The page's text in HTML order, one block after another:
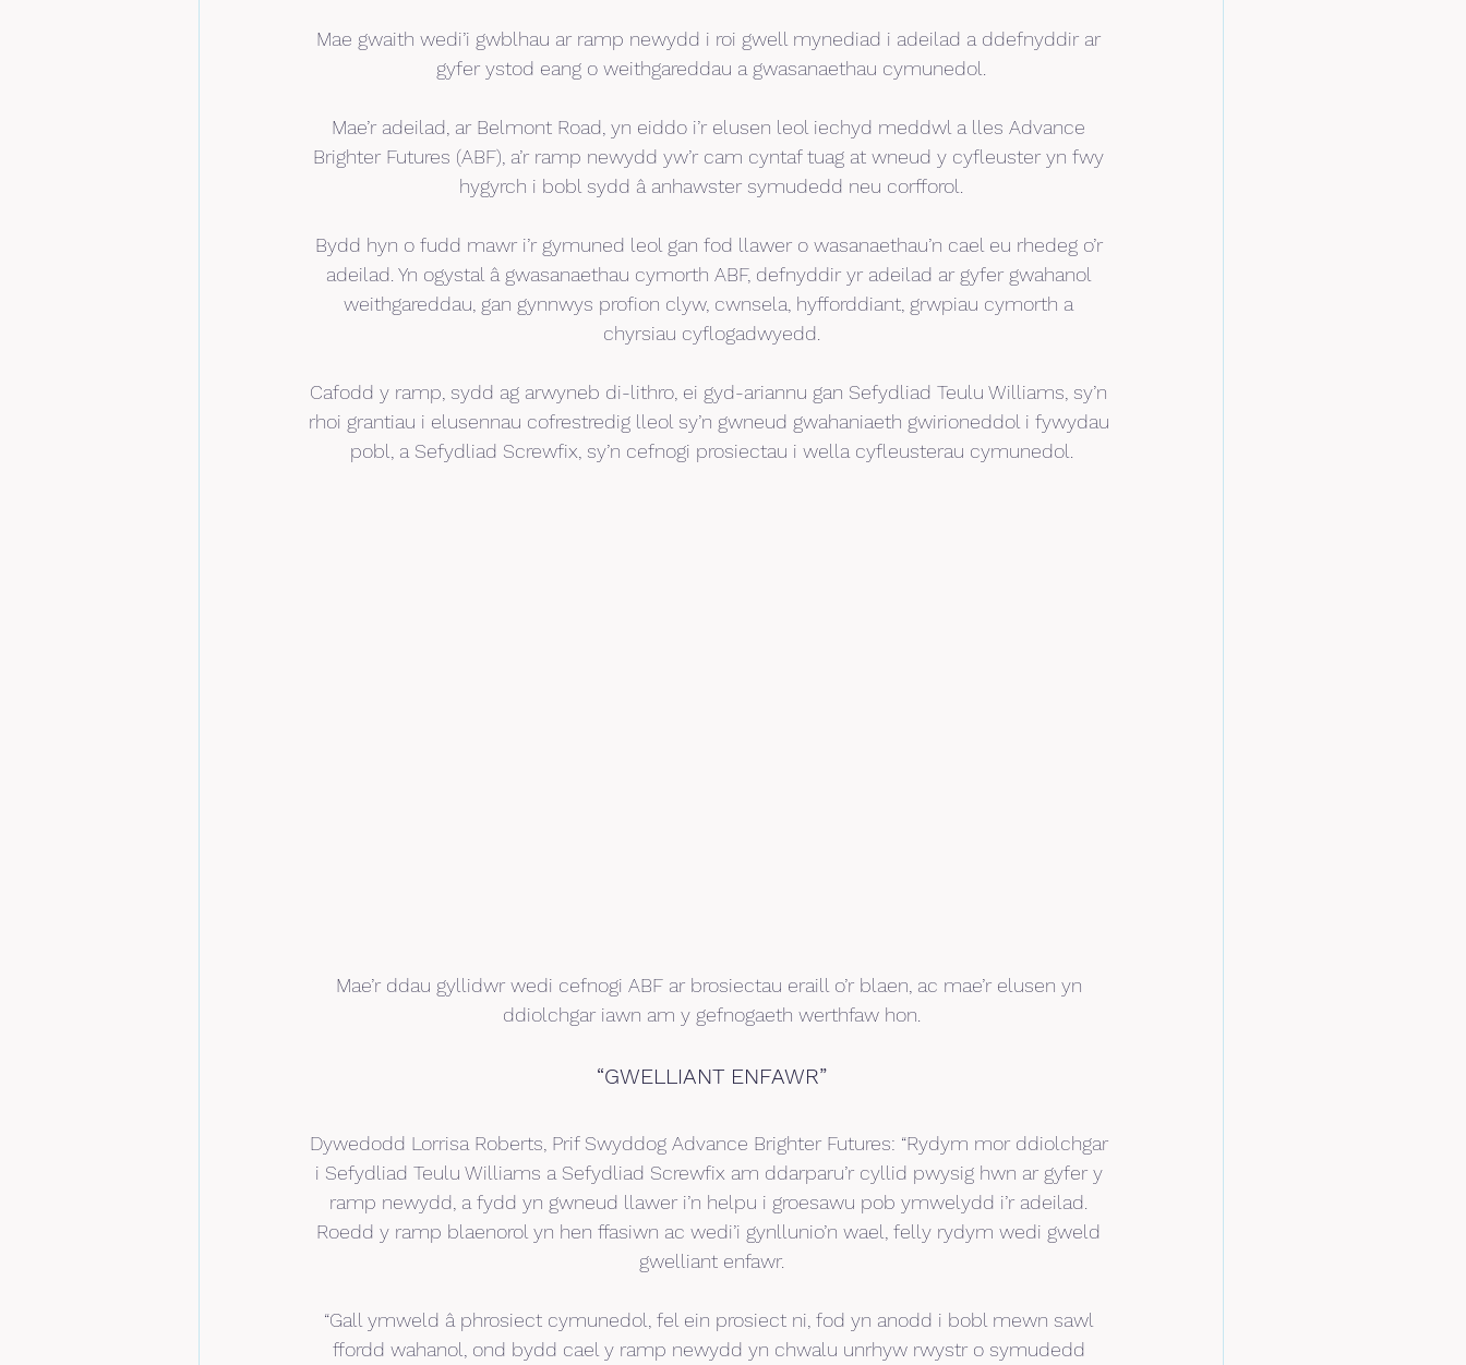
Mae gwaith wedi’i gwblhau ar ramp newydd i roi gwell mynediad i adeilad a ddefnyddir ar
gyfer ystod eang o weithgareddau a gwasanaethau cymunedol.
Mae’r adeilad, ar Belmont Road, yn eiddo i’r elusen leol iechyd meddwl a lles Advance
Brighter Futures (ABF), a’r ramp newydd yw’r cam cyntaf tuag at wneud y cyfleuster yn fwy
hygyrch i bobl sydd â anhawster symudedd neu corfforol.
Bydd hyn o fudd mawr i’r gymuned leol gan fod llawer o wasanaethau’n cael eu rhedeg o’r
adeilad. Yn ogystal â gwasanaethau cymorth ABF, defnyddir yr adeilad ar gyfer gwahanol
weithgareddau, gan gynnwys profion clyw, cwnsela, hyfforddiant, grwpiau cymorth a
chyrsiau cyflogadwyedd.
Cafodd y ramp, sydd ag arwyneb di-lithro, ei gyd-ariannu gan Sefydliad Teulu Williams, sy’n
rhoi grantiau i elusennau cofrestredig lleol sy’n gwneud gwahaniaeth gwirioneddol i fywydau
pobl, a Sefydliad Screwfix, sy’n cefnogi prosiectau i wella cyfleusterau cymunedol.
Mae’r ddau gyllidwr wedi cefnogi ABF ar brosiectau eraill o’r blaen, ac mae’r elusen yn
ddiolchgar iawn am y gefnogaeth werthfaw hon.
“GWELLIANT ENFAWR”
Dywedodd Lorrisa Roberts, Prif Swyddog Advance Brighter Futures: “Rydym mor ddiolchgar
i Sefydliad Teulu Williams a Sefydliad Screwfix am ddarparu’r cyllid pwysig hwn ar gyfer y
ramp newydd, a fydd yn gwneud llawer i’n helpu i groesawu pob ymwelydd i’r adeilad.
Roedd y ramp blaenorol yn hen ffasiwn ac wedi’i gynllunio’n wael, felly rydym wedi gweld
gwelliant enfawr.
“Gall ymweld â phrosiect cymunedol, fel ein prosiect ni, fod yn anodd i bobl mewn sawl
ffordd wahanol, ond bydd cael y ramp newydd yn chwalu unrhyw rwystr o symudedd